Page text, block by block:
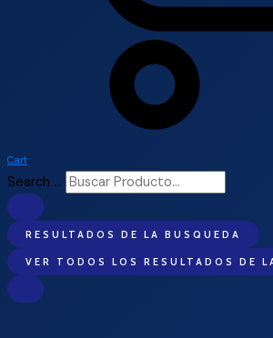
Cart
Search ...
RESULTADOS DE LA BUSQUEDA
VER TODOS LOS RESULTADOS DE